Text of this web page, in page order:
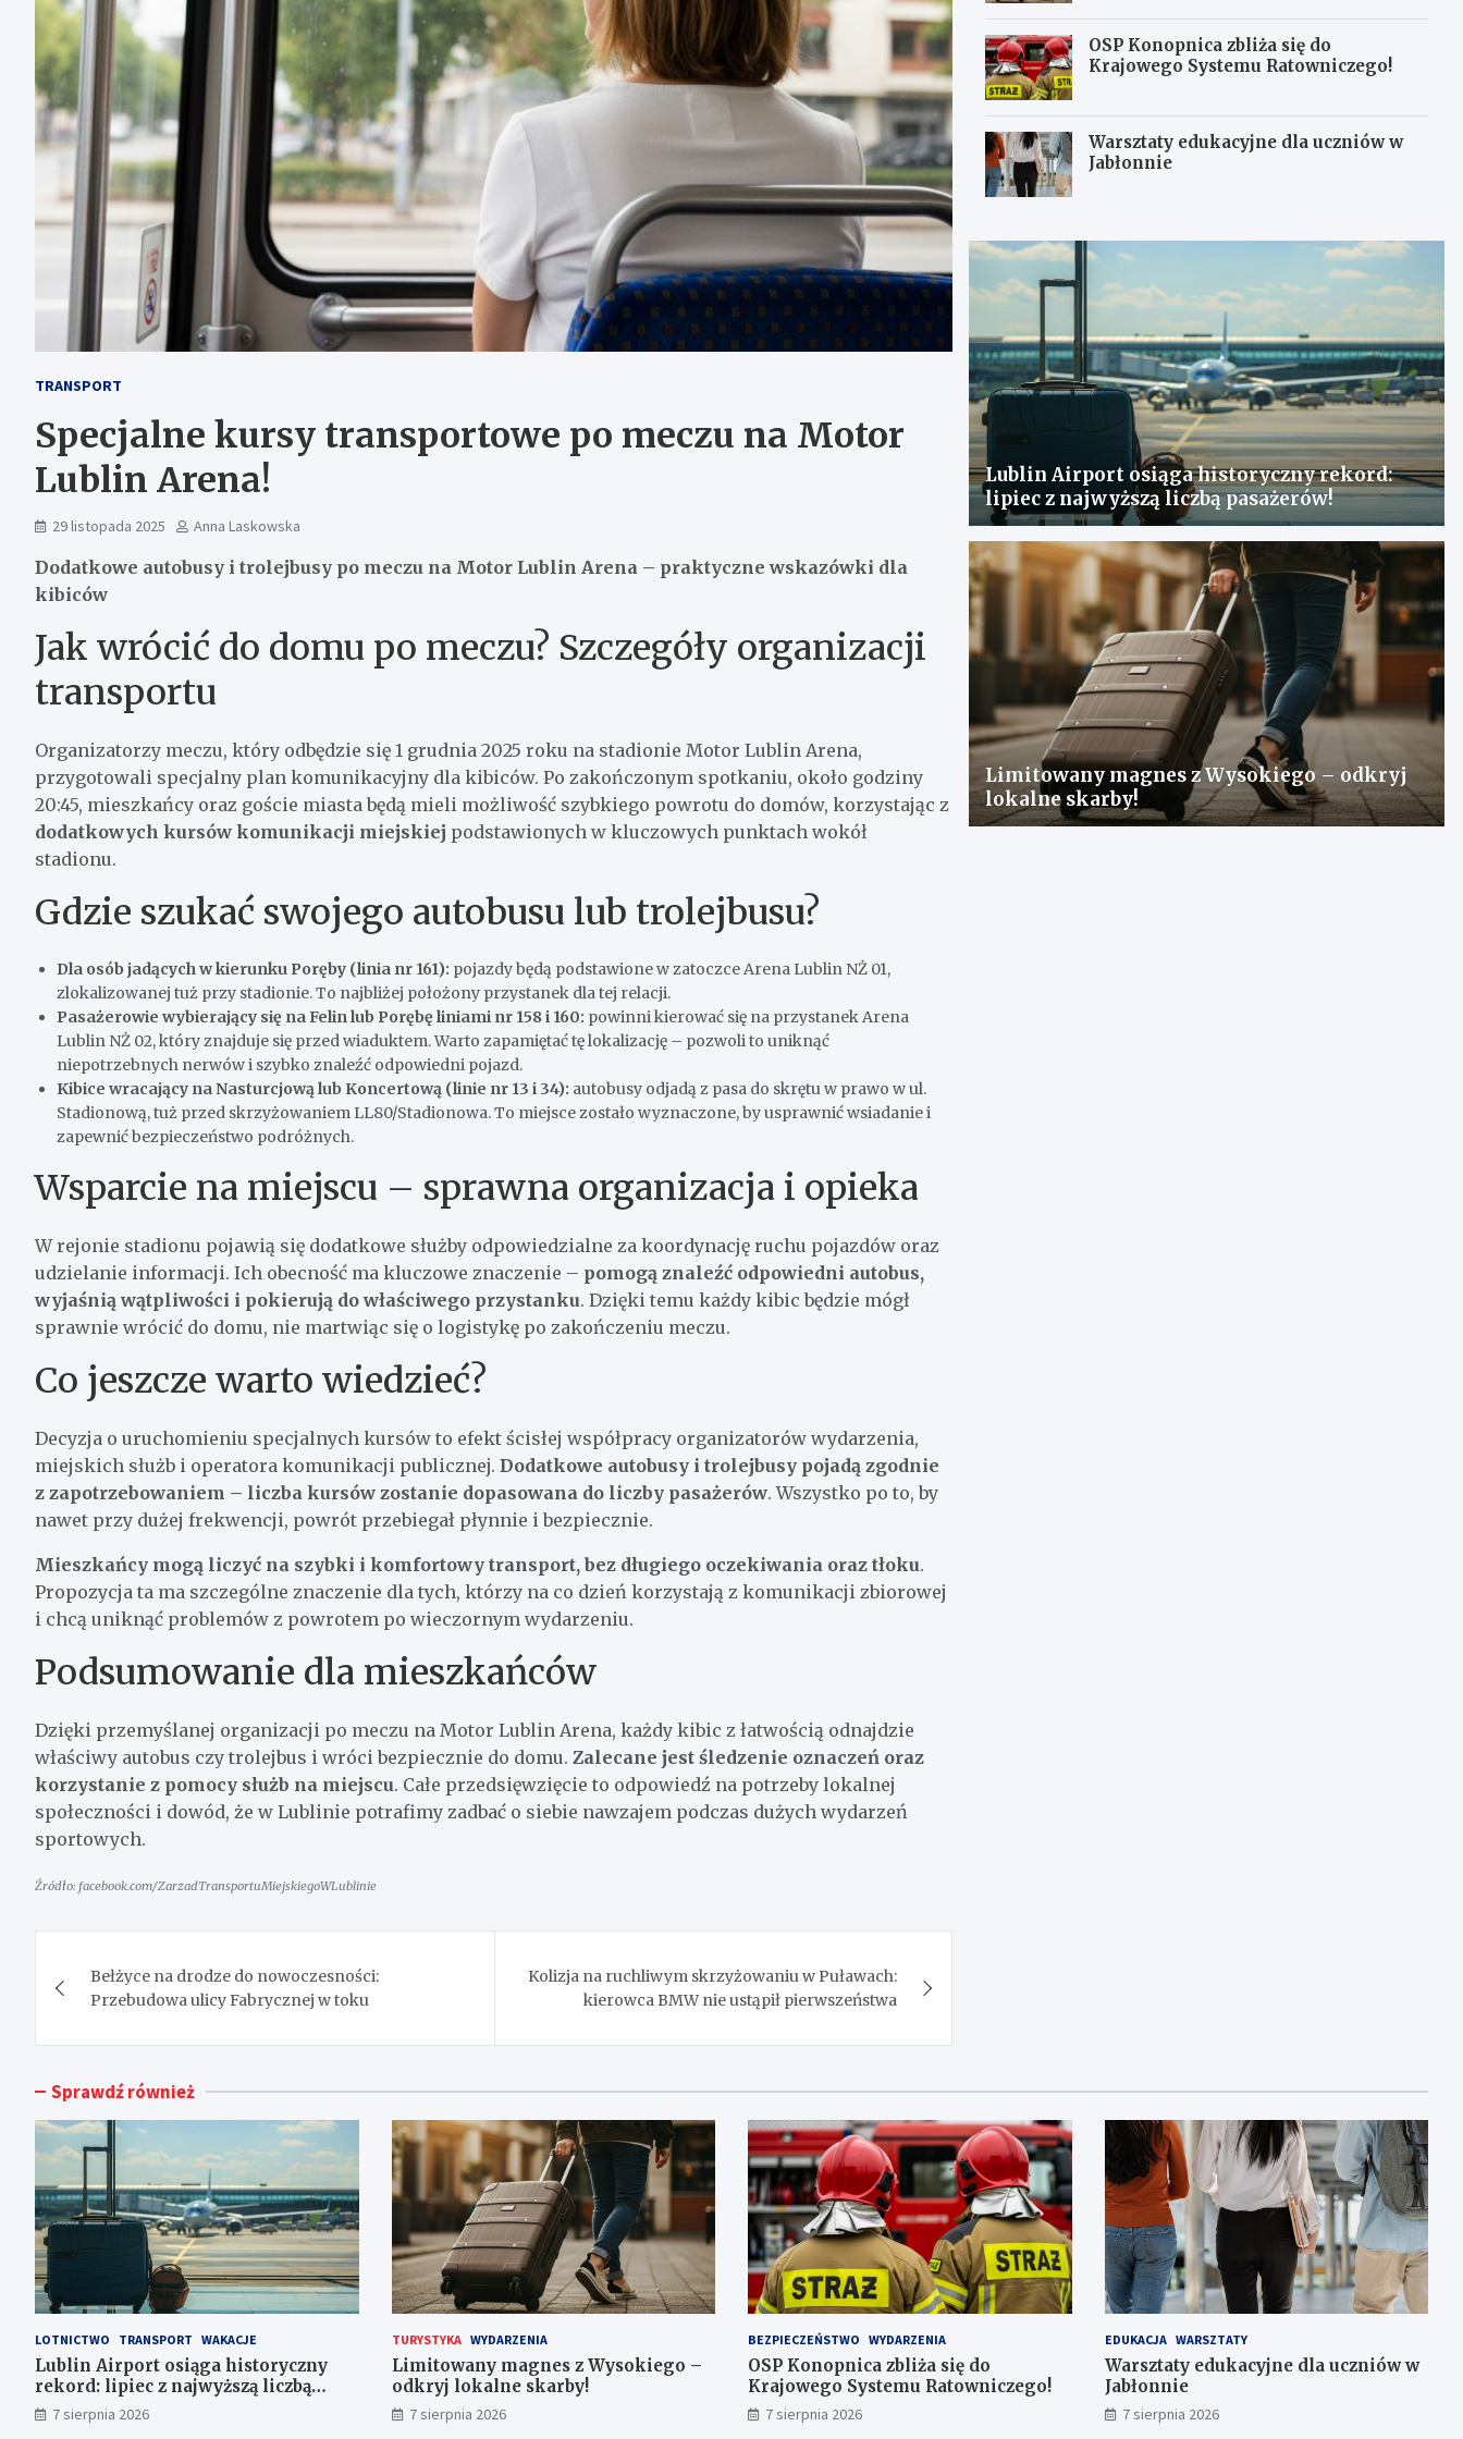
TRANSPORT
Specjalne kursy transportowe po meczu na Motor
Lublin Arena!
29 listopada 2025 Anna Laskowska
Dodatkowe autobusy i trolejbusy po meczu na Motor Lublin Arena – praktyczne wskazówki dla
kibiców
Jak wrócić do domu po meczu? Szczegóły organizacji
transportu
Organizatorzy meczu, który odbędzie się 1 grudnia 2025 roku na stadionie Motor Lublin Arena,
przygotowali specjalny plan komunikacyjny dla kibiców. Po zakończonym spotkaniu, około godziny
20:45, mieszkańcy oraz goście miasta będą mieli możliwość szybkiego powrotu do domów, korzystając z
dodatkowych kursów komunikacji miejskiej podstawionych w kluczowych punktach wokół
stadionu.
Gdzie szukać swojego autobusu lub trolejbusu?
Dla osób jadących w kierunku Poręby (linia nr 161): pojazdy będą podstawione w zatoczce Arena Lublin NŻ 01,
zlokalizowanej tuż przy stadionie. To najbliżej położony przystanek dla tej relacji.
Pasażerowie wybierający się na Felin lub Porębę liniami nr 158 i 160: powinni kierować się na przystanek Arena
Lublin NŻ 02, który znajduje się przed wiaduktem. Warto zapamiętać tę lokalizację – pozwoli to uniknąć
niepotrzebnych nerwów i szybko znaleźć odpowiedni pojazd.
Kibice wracający na Nasturcjową lub Koncertową (linie nr 13 i 34): autobusy odjadą z pasa do skrętu w prawo w ul.
Stadionową, tuż przed skrzyżowaniem LL80/Stadionowa. To miejsce zostało wyznaczone, by usprawnić wsiadanie i
zapewnić bezpieczeństwo podróżnych.
Wsparcie na miejscu – sprawna organizacja i opieka
W rejonie stadionu pojawią się dodatkowe służby odpowiedzialne za koordynację ruchu pojazdów oraz
udzielanie informacji. Ich obecność ma kluczowe znaczenie – pomogą znaleźć odpowiedni autobus,
wyjaśnią wątpliwości i pokierują do właściwego przystanku. Dzięki temu każdy kibic będzie mógł
sprawnie wrócić do domu, nie martwiąc się o logistykę po zakończeniu meczu.
Co jeszcze warto wiedzieć?
Decyzja o uruchomieniu specjalnych kursów to efekt ścisłej współpracy organizatorów wydarzenia,
miejskich służb i operatora komunikacji publicznej. Dodatkowe autobusy i trolejbusy pojadą zgodnie
z zapotrzebowaniem – liczba kursów zostanie dopasowana do liczby pasażerów. Wszystko po to, by
nawet przy dużej frekwencji, powrót przebiegał płynnie i bezpiecznie.
Mieszkańcy mogą liczyć na szybki i komfortowy transport, bez długiego oczekiwania oraz tłoku.
Propozycja ta ma szczególne znaczenie dla tych, którzy na co dzień korzystają z komunikacji zbiorowej
i chcą uniknąć problemów z powrotem po wieczornym wydarzeniu.
Podsumowanie dla mieszkańców
Dzięki przemyślanej organizacji po meczu na Motor Lublin Arena, każdy kibic z łatwością odnajdzie
właściwy autobus czy trolejbus i wróci bezpiecznie do domu. Zalecane jest śledzenie oznaczeń oraz
korzystanie z pomocy służb na miejscu. Całe przedsięwzięcie to odpowiedź na potrzeby lokalnej
społeczności i dowód, że w Lublinie potrafimy zadbać o siebie nawzajem podczas dużych wydarzeń
sportowych.
Źródło: facebook.com/ZarzadTransportuMiejskiegoWLublinie
wpisu
Bełżyce na drodze do nowoczesności:
Przebudowa ulicy Fabrycznej w toku
Kolizja na ruchliwym skrzyżowaniu w Puławach:
kierowca BMW nie ustąpił pierwszeństwa
OSP Konopnica zbliża się do
Krajowego Systemu Ratowniczego!
Warsztaty edukacyjne dla uczniów w
Jabłonnie
Lublin Airport osiąga historyczny rekord:
lipiec z najwyższą liczbą pasażerów!
Limitowany magnes z Wysokiego – odkryj
lokalne skarby!
Sprawdź również
LOTNICTWO TRANSPORT WAKACJE
Lublin Airport osiąga historyczny
rekord: lipiec z najwyższą liczbą
pasażerów!
7 sierpnia 2026
TURYSTYKA WYDARZENIA
Limitowany magnes z Wysokiego –
odkryj lokalne skarby!
7 sierpnia 2026
BEZPIECZEŃSTWO WYDARZENIA
OSP Konopnica zbliża się do
Krajowego Systemu Ratowniczego!
7 sierpnia 2026
EDUKACJA WARSZTATY
Warsztaty edukacyjne dla uczniów w
Jabłonnie
7 sierpnia 2026